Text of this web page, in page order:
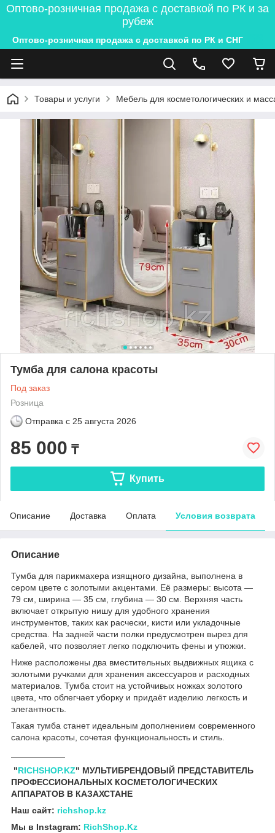
Оптово-розничная продажа с доставкой по РК и за
рубеж
Оптово-розничная продажа с доставкой по РК и СНГ
Товары и услуги Мебель для косметологических и
Тумба для салона красоты
Под заказ
Розница
Отправка с 25 августа 2026
85 000 ₸
Купить
Описание Доставка Оплата Условия возврата
Описание
Тумба для парикмахера изящного дизайна, выполнена в
сером цвете с золотыми акцентами. Её размеры: высота —
79 см, ширина — 35 см, глубина — 30 см. Верхняя часть
включает открытую нишу для удобного хранения
инструментов, таких как расчески, кисти или укладочные
средства. На задней части полки предусмотрен вырез для
кабелей, что позволяет легко подключить фены и утюжки.
Ниже расположены два вместительных выдвижных ящика с
золотыми ручками для хранения аксессуаров и расходных
материалов. Тумба стоит на устойчивых ножках золотого
цвета, что облегчает уборку и придаёт изделию легкость и
элегантность.
Такая тумба станет идеальным дополнением современного
салона красоты, сочетая функциональность и стиль.
"RICHSHOP.KZ" МУЛЬТИБРЕНДОВЫЙ ПРЕДСТАВИТЕЛЬ
ПРОФЕССИОНАЛЬНЫХ КОСМЕТОЛОГИЧЕСКИХ
АППАРАТОВ В КАЗАХСТАНЕ
Наш сайт: richshop.kz
Мы в Instagram: RichShop.Kz